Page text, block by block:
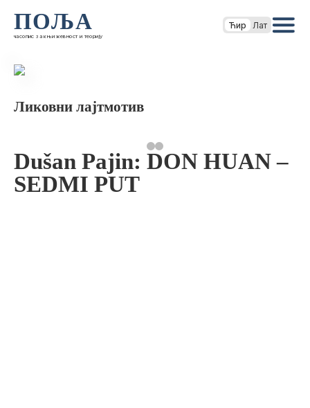
ПОЉА
часопис за књижевност и теорију
Ћир Лат
Ликовни лајтмотив
Dušan Pajin: DON HUAN –
SEDMI PUT